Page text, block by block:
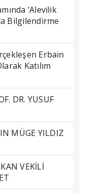
‘Alevilik
Bilgilendirme
Erbain
Katılım
DR. YUSUF
MÜGE YILDIZ
VEKİLİ